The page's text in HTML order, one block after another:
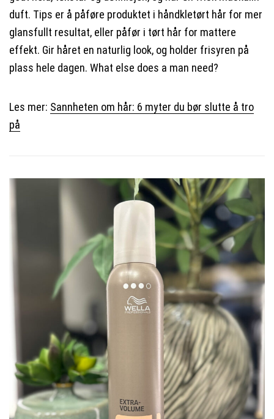
duft. Tips er å påføre produktet i håndkletørt hår for mer
glansfullt resultat, eller påfør i tørt hår for mattere
effekt. Gir håret en naturlig look, og holder frisyren på
plass hele dagen. What else does a man need?
Les mer: Sannheten om hår: 6 myter du bør slutte å tro
på